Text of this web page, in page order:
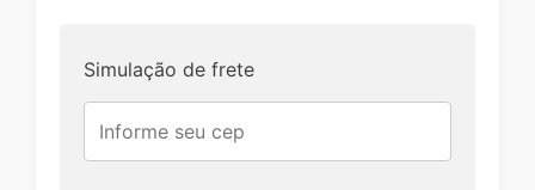
Simulação de frete